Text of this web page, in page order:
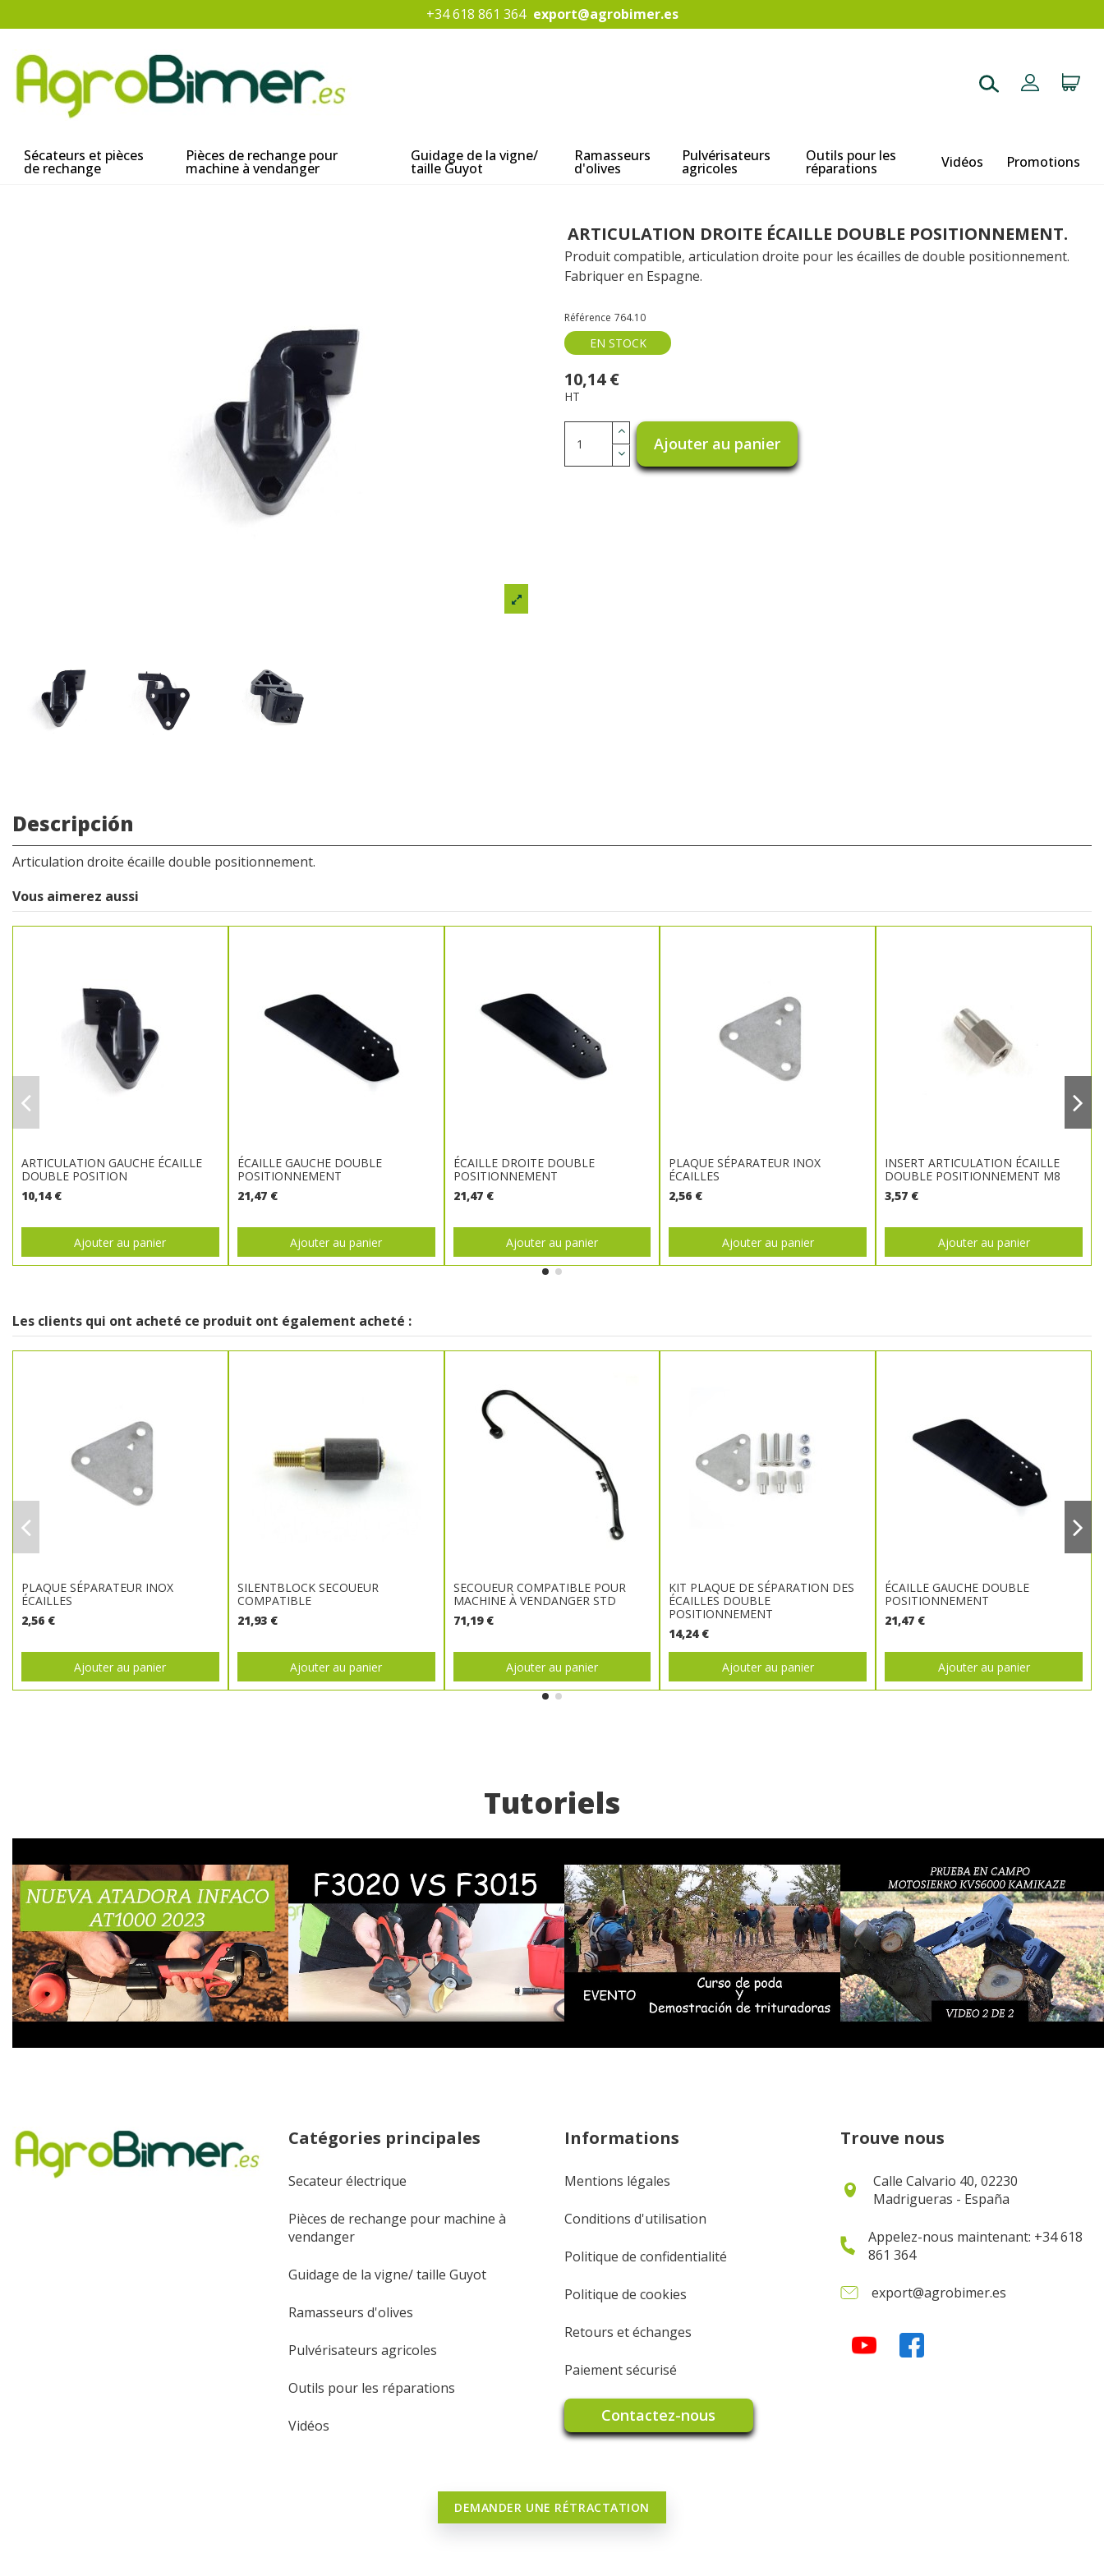
+34 618 861 364 export@agrobimer.es
Sécateurs et pièces
de rechange
Pièces de rechange pour
machine à vendanger
Guidage de la vigne/
taille Guyot
Ramasseurs
d'olives
Pulvérisateurs
agricoles
Outils pour les
réparations Vidéos Promotions
ARTICULATION DROITE ÉCAILLE DOUBLE POSITIONNEMENT.
Produit compatible, articulation droite pour les écailles de double positionnement.
Fabriquer en Espagne.
Référence 764.10
EN STOCK
10,14 €
HT
Ajouter au panier
Descripción
Articulation droite écaille double positionnement.
Vous aimerez aussi
ARTICULATION GAUCHE ÉCAILLE
DOUBLE POSITION
10,14 €
Ajouter au panier
ÉCAILLE GAUCHE DOUBLE
POSITIONNEMENT
21,47 €
Ajouter au panier
ÉCAILLE DROITE DOUBLE
POSITIONNEMENT
21,47 €
Ajouter au panier
PLAQUE SÉPARATEUR INOX
ÉCAILLES
2,56 €
Ajouter au panier
INSERT ARTICULATION ÉCAILLE
DOUBLE POSITIONNEMENT M8
3,57 €
Ajouter au panier
Les clients qui ont acheté ce produit ont également acheté :
PLAQUE SÉPARATEUR INOX
ÉCAILLES
2,56 €
Ajouter au panier
SILENTBLOCK SECOUEUR
COMPATIBLE
21,93 €
Ajouter au panier
SECOUEUR COMPATIBLE POUR
MACHINE À VENDANGER STD
71,19 €
Ajouter au panier
KIT PLAQUE DE SÉPARATION DES
ÉCAILLES DOUBLE
POSITIONNEMENT
14,24 €
Ajouter au panier
ÉCAILLE GAUCHE DOUBLE
POSITIONNEMENT
21,47 €
Ajouter au panier
Tutoriels
Catégories principales
Secateur électrique
Pièces de rechange pour machine à
vendanger
Guidage de la vigne/ taille Guyot
Ramasseurs d'olives
Pulvérisateurs agricoles
Outils pour les réparations
Vidéos
Informations
Mentions légales
Conditions d'utilisation
Politique de confidentialité
Politique de cookies
Retours et échanges
Paiement sécurisé
Contactez-nous
Trouve nous
Calle Calvario 40, 02230
Madrigueras - España
Appelez-nous maintenant: +34 618
861 364
export@agrobimer.es
DEMANDER UNE RÉTRACTATION